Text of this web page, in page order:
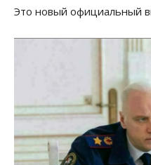
Это новый официальный